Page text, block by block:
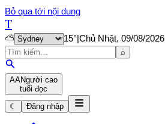
Bỏ qua tới nội dung
T
⛅ 15°|Chủ Nhật, 09/08/2026
⌕
AANgười cao
tuổi đọc
☾
Đăng nhập